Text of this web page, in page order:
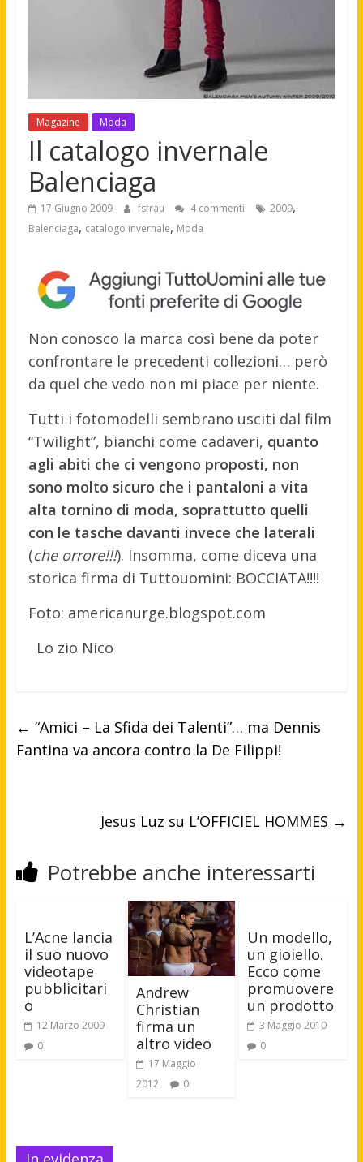
Magazine Moda
Il catalogo invernale
Balenciaga
17 Giugno 2009 fsfrau 4 commenti 2009,
Balenciaga, catalogo invernale, Moda
Non conosco la marca così bene da poter
confrontare le precedenti collezioni… però
da quel che vedo non mi piace per niente.
Tutti i fotomodelli sembrano usciti dal film
“Twilight”, bianchi come cadaveri, quanto
agli abiti che ci vengono proposti, non
sono molto sicuro che i pantaloni a vita
alta tornino di moda, soprattutto quelli
con le tasche davanti invece che laterali
(che orrore!!!). Insomma, come diceva una
storica firma di Tuttouomini: BOCCIATA!!!!
Foto: americanurge.blogspot.com
Lo zio Nico
← “Amici – La Sfida dei Talenti”… ma Dennis
Fantina va ancora contro la De Filippi!
Jesus Luz su L’OFFICIEL HOMMES →
Potrebbe anche interessarti
L’Acne lancia
il suo nuovo
videotape
pubblicitari
o
12 Marzo 2009
0
Andrew
Christian
firma un
altro video
17 Maggio
2012
0
Un modello,
un gioiello.
Ecco come
promuovere
un prodotto
3 Maggio 2010
0